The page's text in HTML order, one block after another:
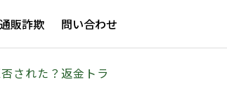
通販詐欺 問い合わせ
された？返金トラ